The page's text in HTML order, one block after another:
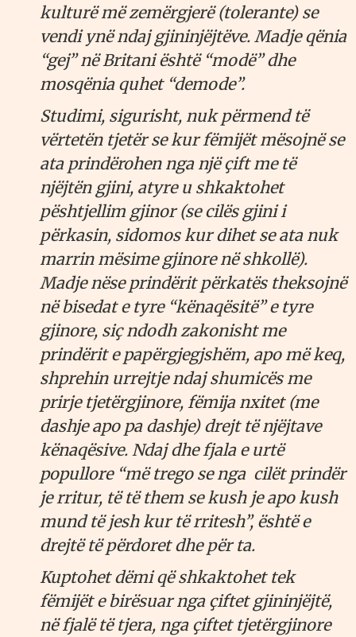
kulturë më zemërgjerë (tolerante) se
vendi ynë ndaj gjininjëjtëve. Madje qënia
“gej” në Britani është “modë” dhe
mosqënia quhet “demode”.
Studimi, sigurisht, nuk përmend të
vërtetën tjetër se kur fëmijët mësojnë se
ata prindërohen nga një çift me të
njëjtën gjini, atyre u shkaktohet
pështjellim gjinor (se cilës gjini i
përkasin, sidomos kur dihet se ata nuk
marrin mësime gjinore në shkollë).
Madje nëse prindërit përkatës theksojnë
në bisedat e tyre “kënaqësitë” e tyre
gjinore, siç ndodh zakonisht me
prindërit e papërgjegjshëm, apo më keq,
shprehin urrejtje ndaj shumicës me
prirje tjetërgjinore, fëmija nxitet (me
dashje apo pa dashje) drejt të njëjtave
kënaqësive. Ndaj dhe fjala e urtë
popullore “më trego se nga cilët prindër
je rritur, të të them se kush je apo kush
mund të jesh kur të rritesh”, është e
drejtë të përdoret dhe për ta.
Kuptohet dëmi që shkaktohet tek
fëmijët e birësuar nga çiftet gjininjëjtë,
në fjalë të tjera, nga çiftet tjetërgjinore